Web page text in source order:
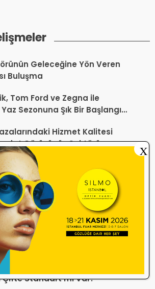
Geleceğine Yön Veren
Buluşma
Tom Ford ve Zegna ile
Sezonuna Şık Bir Başlangıç
Hizmet Kalitesi
Görüşünüz Sektörün
TOGB’dan
Hüküm Yok, Teknik
Var
TOGB’ye İki Kritik Karar!
Açtığı Davalarda Yürütmeyi
bin kişi okudu! Optik sektörü
Bu Soruyu Soruyor! Göz
Çifte Standart mı Var?
X